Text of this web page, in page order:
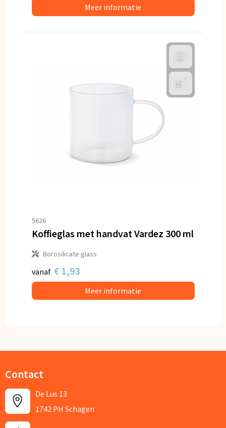
Meer informatie
5626
Koffieglas met handvat Vardez 300 ml
Borosilicate glass
vanaf € 1,93
Meer informatie
Contact
De Lus 13
1742 PH Schagen